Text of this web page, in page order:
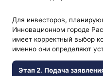
Для инвесторов,
Инновационном городе
имеет корректный выбор
именно они определяют
Этап 2. Подача